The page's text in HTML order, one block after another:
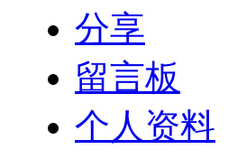
分享
留言板
个人资料